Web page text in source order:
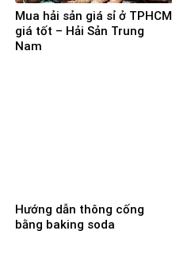
Mua hải sản giá sỉ ở TPHCM
giá tốt – Hải Sản Trung
Nam
Hướng dẫn thông cống
bằng baking soda